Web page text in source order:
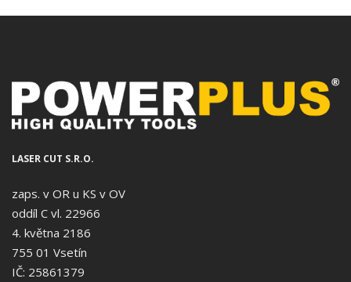
LASER CUT S.R.O.
zaps. v OR u KS v OV
oddíl C vl. 22966
4. května 2186
755 01 Vsetín
IČ: 25861379